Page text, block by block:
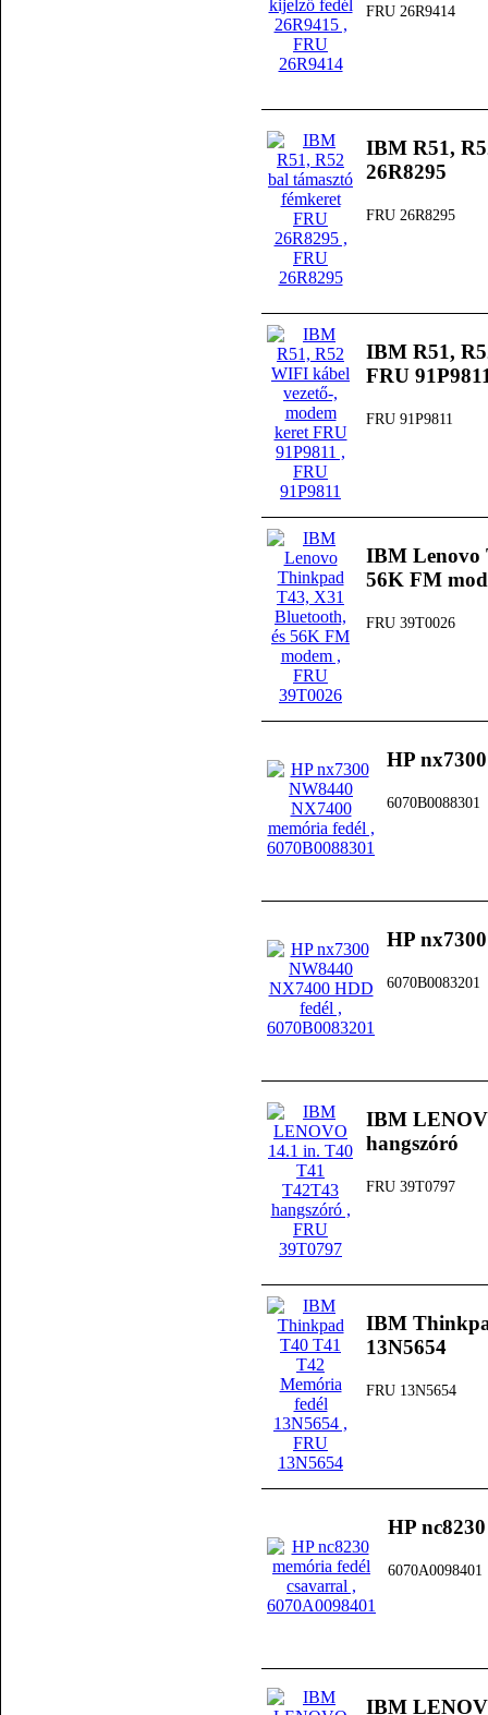
FRU 26R9414
IBM R51,
26R8295
FRU 26R8295
IBM R51,
FRU
FRU 91P9811
IBM Lenovo
56K FM
FRU 39T0026
HP
6070B0088301
HP
6070B0083201
IBM
hangszóró
FRU 39T0797
IBM
13N5654
FRU 13N5654
HP
6070A0098401
IBM